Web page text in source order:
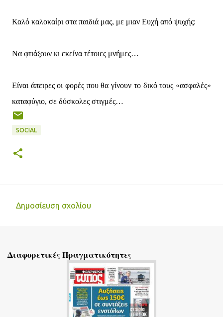
Καλό καλοκαίρι στα παιδιά μας, με μιαν Ευχή από ψυχής:
Να φτιάξουν κι εκείνα τέτοιες μνήμες…
Είναι άπειρες οι φορές που θα γίνουν το δικό τους «ασφαλές»
καταφύγιο, σε δύσκολες στιγμές…
SOCIAL
λ
Δημοσίευση σχολίου
Διαφορετικές Πραγματικότητες